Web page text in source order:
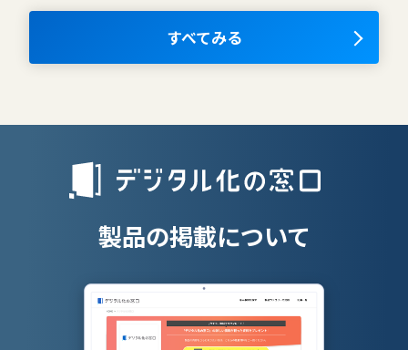
ナレッジマネジメントツール
OKRツール
授業支援シス
すべてみる
製品の掲載について